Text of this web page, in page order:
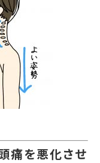
痛を悪化させ